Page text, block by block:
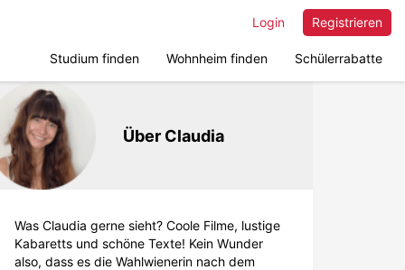
Registrieren
Login
Studium finden Wohnheim finden Schülerrabatte
Über Claudia
Was Claudia gerne sieht? Coole Filme, lustige
Kabaretts und schöne Texte! Kein Wunder
also, dass es die Wahlwienerin nach dem